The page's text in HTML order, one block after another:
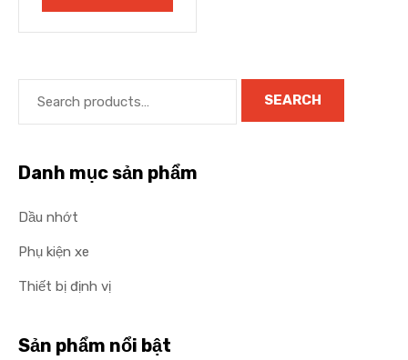
SEARCH
Danh mục sản phẩm
Dầu nhớt
Phụ kiện xe
Thiết bị định vị
Sản phẩm nổi bật